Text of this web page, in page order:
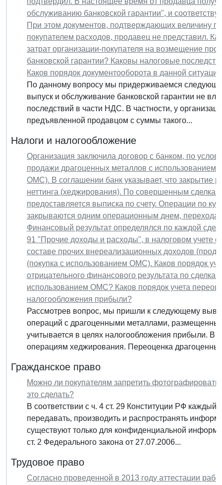
обслуживанию банковской гарантии", и
При этом документов, подтверждающих величину
покупателем расходов, продавец не представил.
затрат организации-покупателя на возмещение
банковской гарантии? Каковы налоговые
Каков порядок документооборота в данной
По данному вопросу мы придерживаемся
выпуск и обслуживание банковской гарантии не
последствий в части НДС. В частности, у
предъявленной продавцом с суммы такого...
Налоги и налогообложение
Организация заключила договор с банком, по
продажи драгоценных металлов с использованием
ОМС). В соглашении банк указывает, что закрытие
неттинга (хеджирования). По совершенным
предоставляется выписка по счету. Операции по
закрываются одним операционным днем, перехода
Финансовый результат определялся по каждой
91 "Прочие доходы и расходы", в налоговом учете
составе прочих внереализационных доходов
(покупка с использованием ОМС). Каков порядок
отрицательного финансового результата по
использованием ОМС? Каков порядок учета
налогообложения прибыли?
Рассмотрев вопрос, мы пришли к следующему
операций с драгоценными металлами,
учитывается в целях налогообложения прибыли. В
операциям хеджирования. Переоценка
Гражданское право
Можно ли покупателям запретить
это сделать?
В соответствии с ч. 4 ст. 29 Конституции РФ каждый
передавать, производить и распространять
существуют только для конфиденциальной
ст. 2 Федерального закона от 27.07.2006...
Трудовое право
Согласно проведенной в 2013 году аттестации